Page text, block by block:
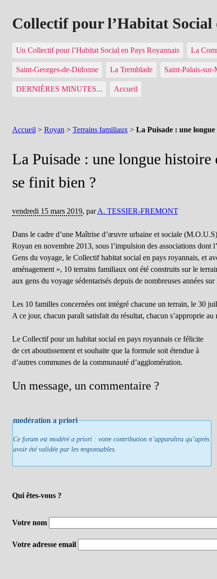
Collectif pour l’Habitat Social
Un Collectif pour l’Habitat Social en Pays Royannais La
Saint-Georges-de-Didonne La Tremblade Saint-Palais-sur-
DERNIÈRES MINUTES... Accueil
Accueil > Royan > Terrains familiaux> La Puisade : une
La Puisade : une longue histoire
se finit bien ?
vendredi 15 mars 2019, parA. TESSIER-FREMONT
Dans le cadre d’une Maîtrise d’œuvre urbaine et sociale
Royan en novembre 2013, sous l’impulsion des associations dont
Gens du voyage, le Collectif habitat social en pays royannais, et
aménagement », 10 terrains familiaux ont été construits sur le
aux gens du voyage sédentarisés depuis de nombreuses années
Les 10 familles concernées ont intégré chacune un terrain, le 30
A ce jour, chacun paraît satisfait du résultat, chacun s’approprie
Le Collectif pour un habitat social en pays royannais ce félicite
de cet aboutissement et souhaite que la formule soit étendue à
d’autres communes de la communauté d’agglomération.
Un message, un commentaire ?
modération a priori
Ce forum est modéré a priori : votre contribution n’apparaîtra qu’après
avoir été validée par les responsables.
Qui êtes-vous ?
Votre nom
Votre adresse email